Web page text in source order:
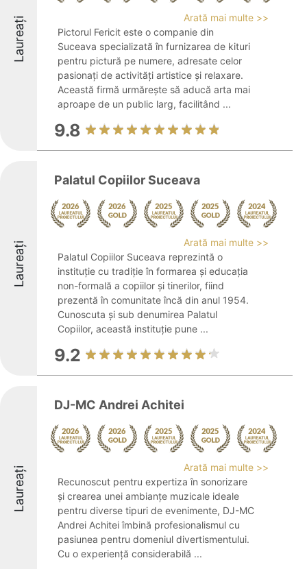
Laureați
Arată mai multe >>
Pictorul Fericit este o companie din
Suceava specializată în furnizarea de kituri
pentru pictură pe numere, adresate celor
pasionați de activități artistice și relaxare.
Această firmă urmărește să aducă arta mai
aproape de un public larg, facilitând ...
9.8
Laureați
Palatul Copiilor Suceava
Arată mai multe >>
Palatul Copiilor Suceava reprezintă o
instituție cu tradiție în formarea și educația
non-formală a copiilor și tinerilor, fiind
prezentă în comunitate încă din anul 1954.
Cunoscuta și sub denumirea Palatul
Copiilor, această instituție pune ...
9.2
Laureați
DJ-MC Andrei Achitei
Arată mai multe >>
Recunoscut pentru expertiza în sonorizare
și crearea unei ambianțe muzicale ideale
pentru diverse tipuri de evenimente, DJ-MC
Andrei Achitei îmbină profesionalismul cu
pasiunea pentru domeniul divertismentului.
Cu o experiență considerabilă ...